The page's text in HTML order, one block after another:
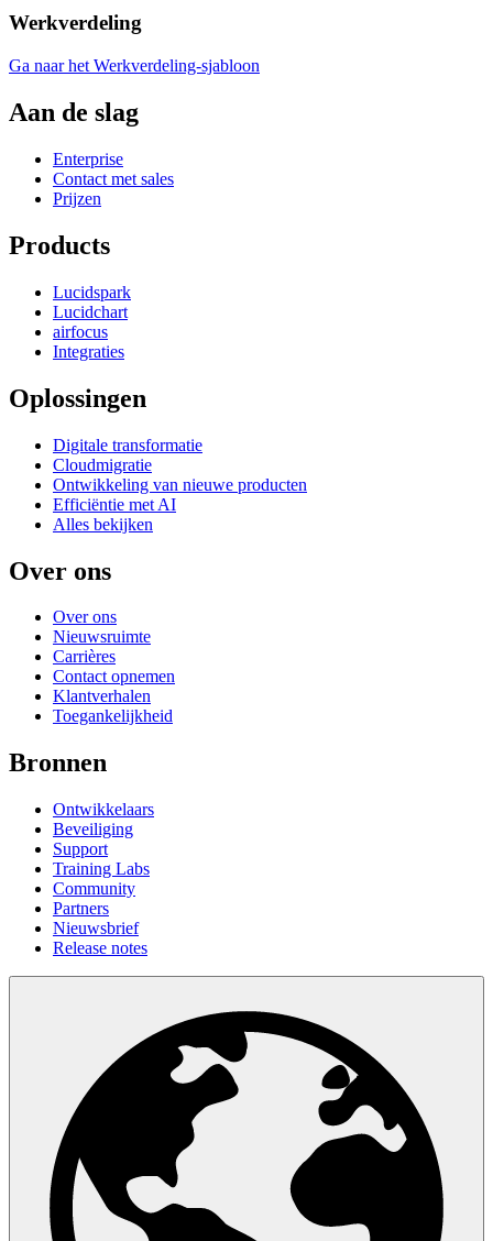
Werkverdeling
Ga naar het Werkverdeling-sjabloon
Aan de slag
Enterprise
Contact met sales
Prijzen
Products
Lucidspark
Lucidchart
airfocus
Integraties
Oplossingen
Digitale transformatie
Cloudmigratie
Ontwikkeling van nieuwe producten
Efficiëntie met AI
Alles bekijken
Over ons
Over ons
Nieuwsruimte
Carrières
Contact opnemen
Klantverhalen
Toegankelijkheid
Bronnen
Ontwikkelaars
Beveiliging
Support
Training Labs
Community
Partners
Nieuwsbrief
Release notes